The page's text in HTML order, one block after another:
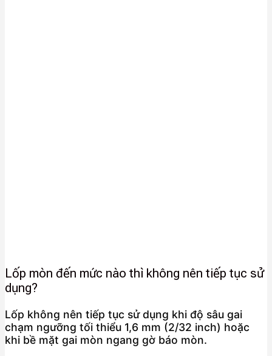
Lốp mòn đến mức nào thì không nên tiếp tục sử
dụng?
Lốp không nên tiếp tục sử dụng khi độ sâu gai
chạm ngưỡng tối thiểu 1,6 mm (2/32 inch) hoặc
khi bề mặt gai mòn ngang gờ báo mòn.